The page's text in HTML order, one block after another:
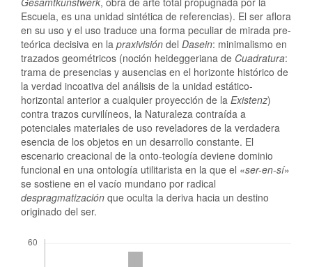
Escuela, es una unidad sintética de referencias). El ser aflora
en su uso y el uso traduce una forma peculiar de mirada pre-
teórica decisiva en la praxivisión del Dasein: minimalismo en
trazados geométricos (noción heideggeriana de Cuadratura:
trama de presencias y ausencias en el horizonte histórico de
la verdad incoativa del análisis de la unidad estático-
horizontal anterior a cualquier proyección de la Existenz)
contra trazos curvilíneos, la Naturaleza contraída a
potenciales materiales de uso reveladores de la verdadera
esencia de los objetos en un desarrollo constante. El
escenario creacional de la onto-teología deviene dominio
funcional en una ontología utilitarista en la que el «ser-en-sí»
se sostiene en el vacío mundano por radical
despragmatización que oculta la deriva hacia un destino
originado del ser.